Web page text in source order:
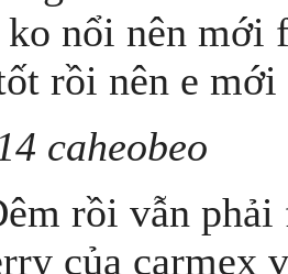
ko nổi nên mới
rồi nên e
caheobeo
rồi vẫn phải
của carmex